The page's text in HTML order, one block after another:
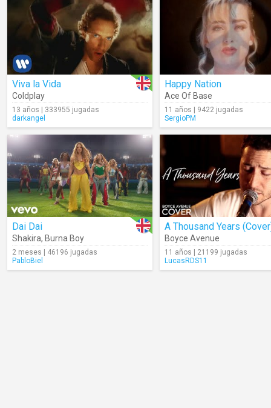
Viva la Vida
Coldplay
13 años | 333955 jugadas
darkangel
Happy Nation
Ace Of Base
11 años | 9422 jugadas
SergioPM
Dai Dai
Shakira, Burna Boy
2 meses | 46196 jugadas
PabloBiel
A Thousand Years
Boyce Avenue
11 años | 21199 jugadas
LucasRDS11